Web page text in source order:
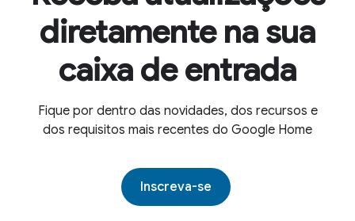
diretamente na sua
caixa de entrada
Fique por dentro das novidades, dos recursos e
dos requisitos mais recentes do Google Home
Inscreva-se